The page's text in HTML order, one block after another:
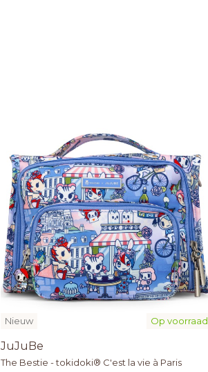
Op voorraad
Nieuw
JuJuBe
The Bestie - tokidoki® C'est la vie à Paris